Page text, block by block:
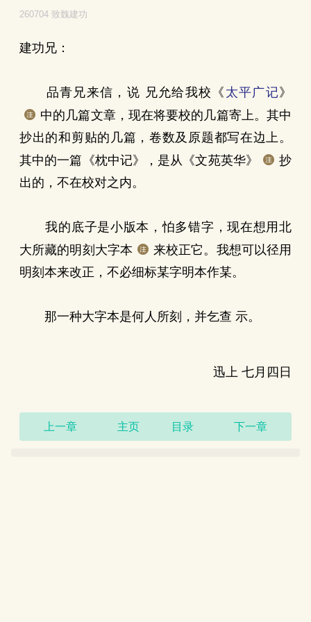
260704 致魏建功
建功兄：
品青兄来信，说 兄允给我校《 太平广记》
中的几篇文章，现在将要校的几篇寄上。其中
抄出的和剪贴的几篇，卷数及原题都写在边上。
其中的一篇《枕中记》，是从《文苑英华》
抄
出的，不在校对之内。
我的底子是小版本，怕多错字，现在想用北
大所藏的明刻大字本
来校正它。我想可以径用
明刻本来改正，不必细标某字明本作某。
那一种大字本是何人所刻，并乞查 示。
迅上 七月四日
上一章 主页 目录 下一章